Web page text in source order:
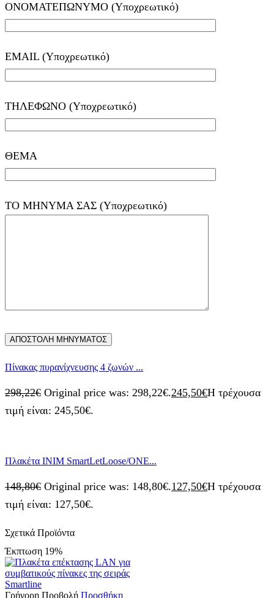
ΟΝΟΜΑΤΕΠΩΝΥΜΟ (Υποχρεωτικό)
EMAIL (Υποχρεωτικό)
ΤΗΛΕΦΩΝΟ (Υποχρεωτικό)
ΘΕΜΑ
ΤΟ ΜΗΝΥΜΑ ΣΑΣ (Υποχρεωτικό)
Πίνακας πυρανίχνευσης 4 ζωνών ...
298,22€ Original price was: 298,22€.245,50€Η τρέχουσα
τιμή είναι: 245,50€.
Πλακέτα INIM SmartLetLoose/ONE...
148,80€ Original price was: 148,80€.127,50€Η τρέχουσα
τιμή είναι: 127,50€.
Σχετικά Προϊόντα
Έκπτωση 19%
Γρήγορη Προβολή Προσθήκη